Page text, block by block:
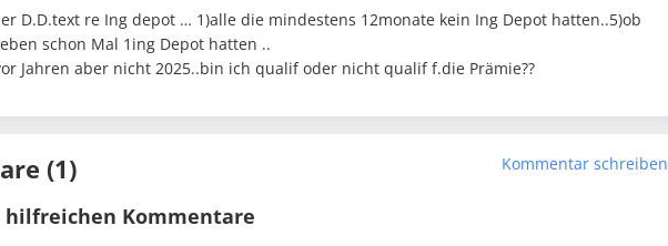
D.D.text re Ing depot … 1)alle die mindestens 12monate kein Ing Depot hatten..5)ob
schon Mal 1ing Depot hatten ..
Jahren aber nicht 2025..bin ich qualif oder nicht qualif f.die Prämie??
(1) Kommentar schreiben
hilfreichen Kommentare